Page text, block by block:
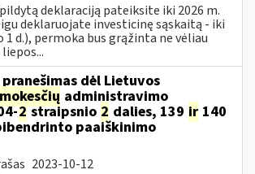
deklaraciją pateiksite iki 2026 m.
deklaruojate investicinę sąskaitą - iki
1 d.), permoka bus grąžinta ne vėliau
dėl Lietuvos
mokesčių administravimo
2straipsnio 2 dalies, 139 ir 140
paaiškinimo
2023-10-12